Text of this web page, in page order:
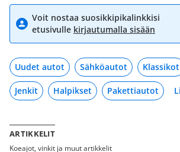
Voit nostaa suosikkipikalinkkisi
etusivulle kirjautumalla sisään
Uudet autot Sähköautot Klassikot
Jenkit Halpikset Pakettiautot
ARTIKKELIT
Koeajot, vinkit ja muut artikkelit